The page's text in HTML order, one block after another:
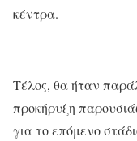
κέντρα.
Τέλος, θα ήταν
προκήρυξη
για το επόμενο